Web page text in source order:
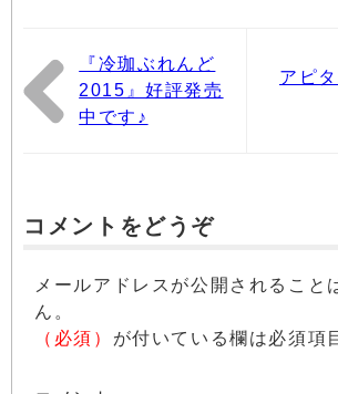
『冷珈ぶれんど
2015』好評発売
中です♪
アピ
コメントをどうぞ
メールアドレスが公開されること
ん。
（必須） が付いている欄は必須項